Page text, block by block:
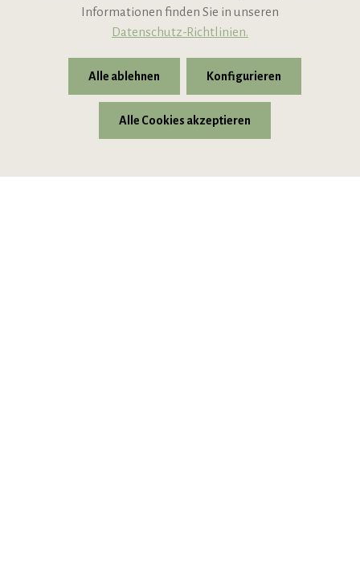
* Alle Preise inkl. gesetzl. Mehrwertsteuer zzgl.Versandkosten
Informationen finden Sie in unseren
Datenschutz-Richtlinien.
Alle ablehnen Konfigurieren
Alle Cookies akzeptieren